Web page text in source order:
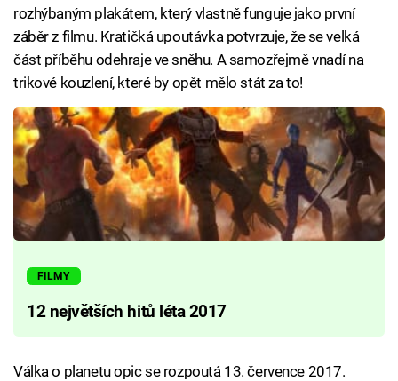
rozhýbaným plakátem, který vlastně funguje jako první
záběr z filmu. Kratičká upoutávka potvrzuje, že se velká
část příběhu odehraje ve sněhu. A samozřejmě vnadí na
trikové kouzlení, které by opět mělo stát za to!
FILMY
12 největších hitů léta 2017
Válka o planetu opic se rozpoutá 13. července 2017.